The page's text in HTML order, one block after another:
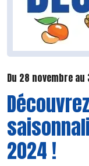
Du 28 novembre
2024 !